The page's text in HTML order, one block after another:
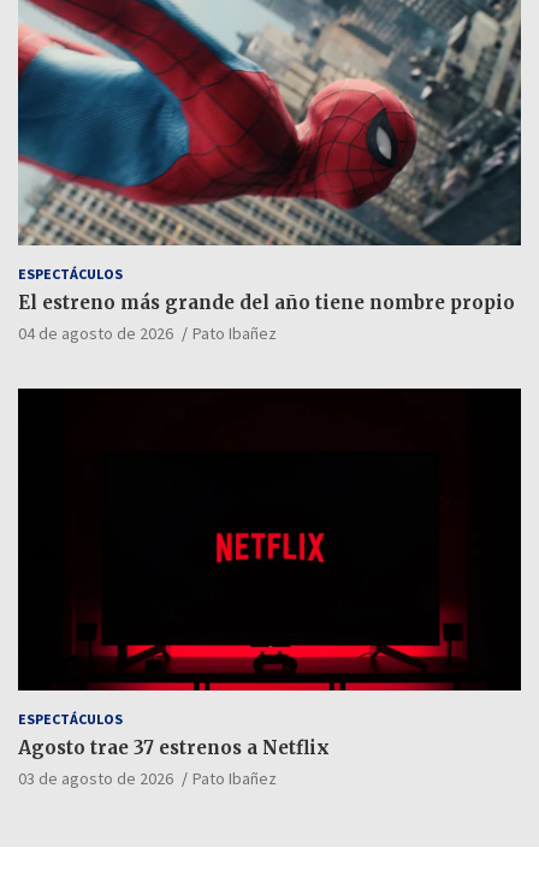
ESPECTÁCULOS
El estreno más grande del año tiene nombre propio
04 de agosto de 2026 Pato Ibañez
ESPECTÁCULOS
Agosto trae 37 estrenos a Netflix
03 de agosto de 2026 Pato Ibañez